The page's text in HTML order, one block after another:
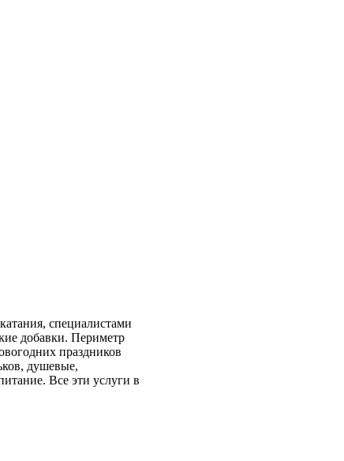
специалистами
добавки. Периметр
праздников
душевые,
Все эти услуги в